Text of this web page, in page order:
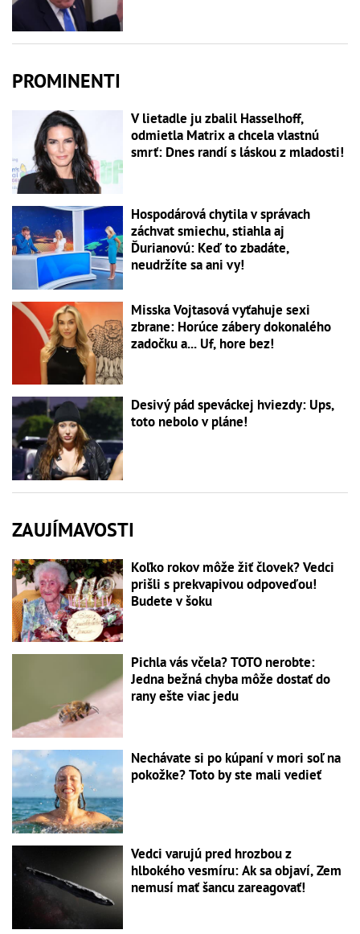
PROMINENTI
V lietadle ju zbalil Hasselhoff,
odmietla Matrix a chcela vlastnú
smrť: Dnes randí s láskou z mladosti!
Hospodárová chytila v správach
záchvat smiechu, stiahla aj
Ďurianovú: Keď to zbadáte,
neudržíte sa ani vy!
Misska Vojtasová vyťahuje sexi
zbrane: Horúce zábery dokonalého
zadočku a... Uf, hore bez!
Desivý pád speváckej hviezdy: Ups,
toto nebolo v pláne!
ZAUJÍMAVOSTI
Koľko rokov môže žiť človek? Vedci
prišli s prekvapivou odpoveďou!
Budete v šoku
Pichla vás včela? TOTO nerobte:
Jedna bežná chyba môže dostať do
rany ešte viac jedu
Nechávate si po kúpaní v mori soľ na
pokožke? Toto by ste mali vedieť
Vedci varujú pred hrozbou z
hlbokého vesmíru: Ak sa objaví, Zem
nemusí mať šancu zareagovať!